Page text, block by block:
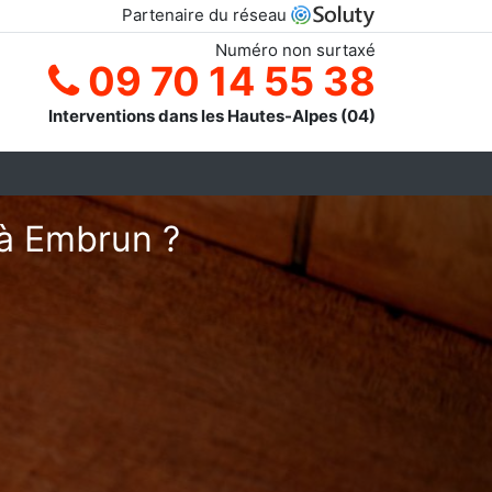
Partenaire du réseau
Numéro non surtaxé
09 70 14 55 38
Interventions dans les Hautes-Alpes (04)
Embrun ?